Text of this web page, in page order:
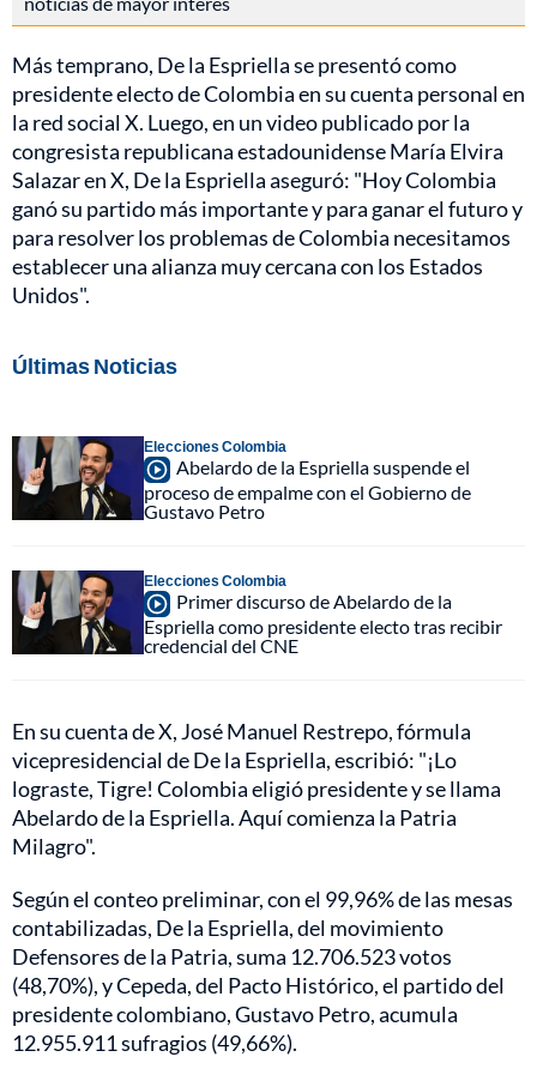
Más temprano, De la Espriella se presentó como
presidente electo de Colombia en su cuenta personal en
la red social X. Luego, en un video publicado por la
congresista republicana estadounidense María Elvira
Salazar en X, De la Espriella aseguró: "Hoy Colombia
ganó su partido más importante y para ganar el futuro y
para resolver los problemas de Colombia necesitamos
establecer una alianza muy cercana con los Estados
Unidos".
Últimas Noticias
Elecciones Colombia
Abelardo de la Espriella suspende el
proceso de empalme con el Gobierno de
Gustavo Petro
Elecciones Colombia
Primer discurso de Abelardo de la
Espriella como presidente electo tras recibir
credencial del CNE
En su cuenta de X, José Manuel Restrepo, fórmula
vicepresidencial de De la Espriella, escribió: "¡Lo
lograste, Tigre! Colombia eligió presidente y se llama
Abelardo de la Espriella. Aquí comienza la Patria
Milagro".
Según el conteo preliminar, con el 99,96% de las mesas
contabilizadas, De la Espriella, del movimiento
Defensores de la Patria, suma 12.706.523 votos
(48,70%), y Cepeda, del Pacto Histórico, el partido del
presidente colombiano, Gustavo Petro, acumula
12.955.911 sufragios (49,66%).